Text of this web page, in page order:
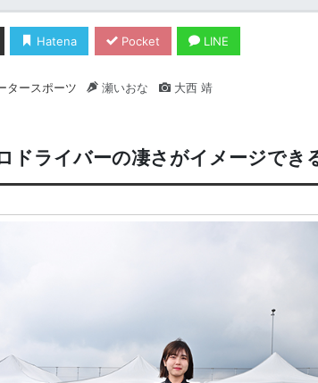
Hatena Pocket LINE
タースポーツ 瀬いおな 大西 靖
ドライバーの凄さがイメージでき